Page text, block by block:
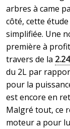
arbres à came
côté, cette
simplifiée. Une
première à
travers de la
du 2L par
pour la
est encore en
Malgré tout, ce
moteur a pour